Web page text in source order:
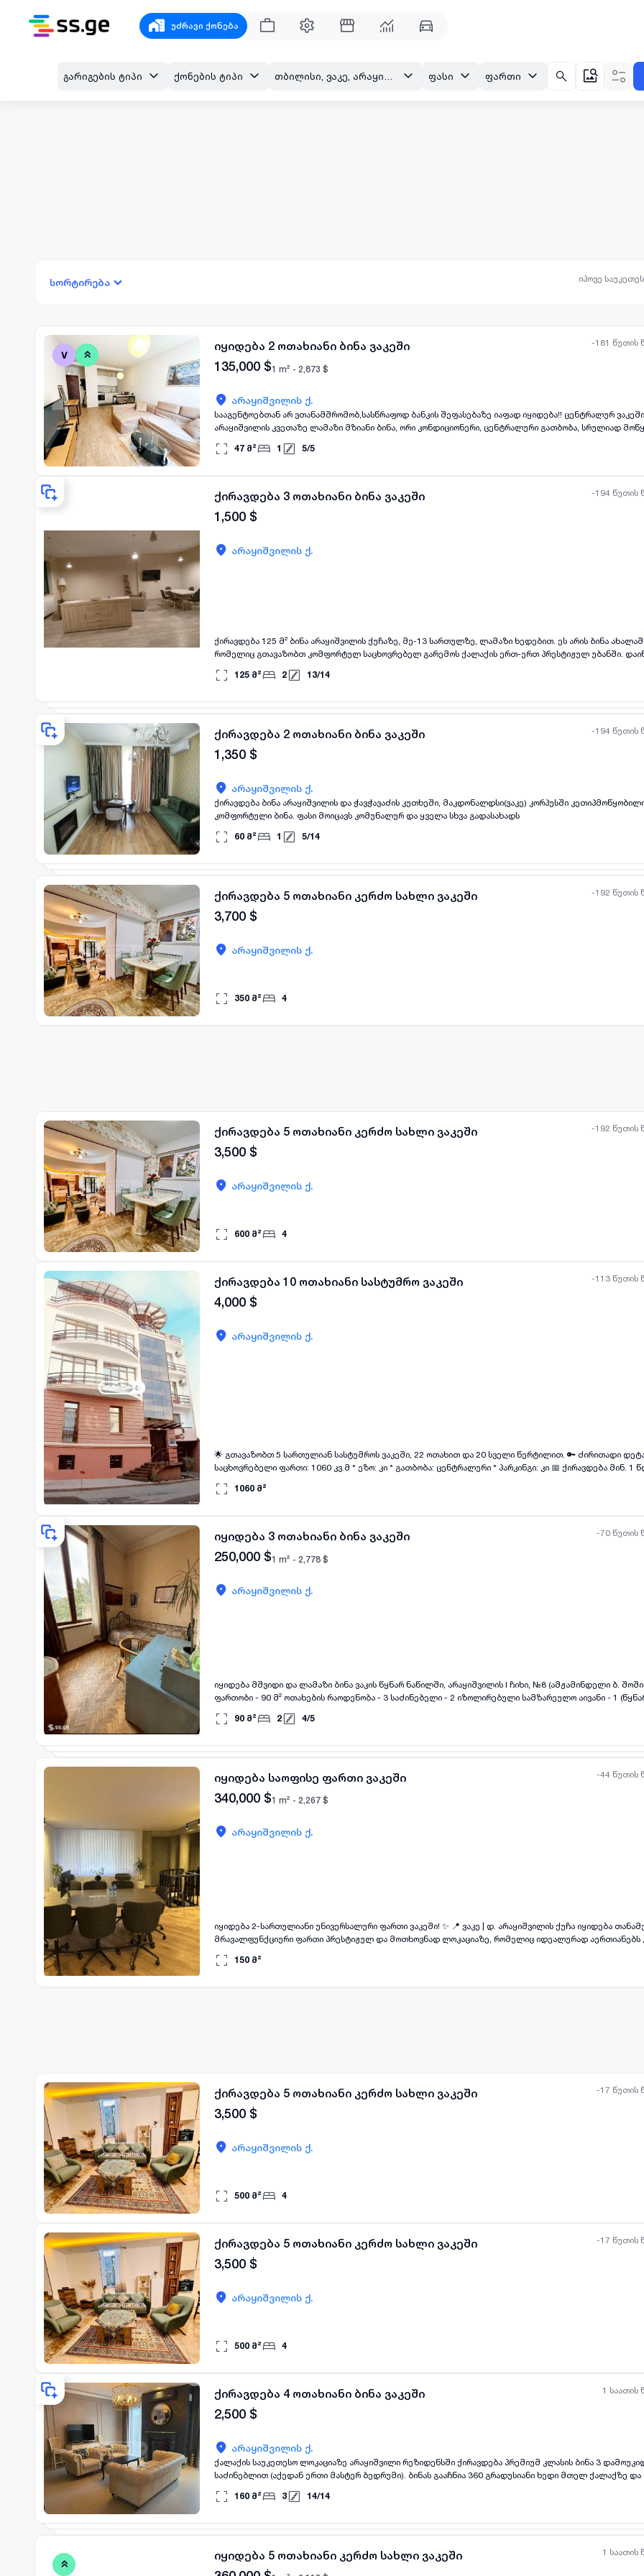
უძრავი ქონება
გარიგების ტიპი ქონების ტიპი ფასი ფართი
სორტირება იპოვე
-181 წუთის
ყველა ფოტო+(7)
იყიდება 2 ოთახიანი ბინა ვაკეში
135,000 $1 m² - 2,873 $
არაყიშვილის ქ.
სააგენტოებთან არ ვთანამშრომობ,სასწრაფოდ ბანკის შეფასებაზე იაფად იყიდება!! ცენტრალურ ვაკეში აბაშიძის და
არაყიშვილის კვეთაზე ლამაზი მზიანი ბინა, ორი კონდიციონერი, ცენტრალური გათბობა, სრულიად მოწყობილი, კედლის
სიმაღლე 2.75 სმ. ბოლო სართული, სხვენი, შენობას არ აქვს ლიფტი, ბინა მდებარეობს მზიურის
კაფე პოლის გვერდით, დახურული სუფთა სადარბაზო, თუ ვერ გიპასუხეთ ზარზე მომწერეთ ვოტსაპზე.
47 მ² 1 5/5
-194 წუთის
ქირავდება 3 ოთახიანი ბინა ვაკეში
1,500 $
არაყიშვილის ქ.
ქირავდება 125 მ² ბინა არაყიშვილის ქუჩაზე, მე-13 სართულზე, ლამაზი ხედებით. ეს არის ბინა
რომელიც გთავაზობთ კომფორტულ საცხოვრებელ გარემოს ქალაქის ერთ-ერთ პრესტიჟულ უბანში.
შემთხვევაში გთხოვთ დამიკავშირდეთ განცხადებაში მითითებულ ნომერზე.
125 მ² 2 13/14
-194 წუთის
ყველა ფოტო+(8)
ქირავდება 2 ოთახიანი ბინა ვაკეში
1,350 $
არაყიშვილის ქ.
ქირავდება ბინა არაყიშვილის და ჭავჭავაძის კუთხეში, მაკდონალდსი(ვაკე) კორპუსში
კომფორტული ბინა. ფასი მოიცავს კომუნალურ და ყველა სხვა გადასახადს
60 მ² 1 5/14
-192 წუთის
ქირავდება 5 ოთახიანი კერძო სახლი ვაკეში
3,700 $
არაყიშვილის ქ.
350 მ² 4
-192 წუთის
ქირავდება 5 ოთახიანი კერძო სახლი ვაკეში
3,500 $
არაყიშვილის ქ.
600 მ² 4
-113 წუთის
ქირავდება 10 ოთახიანი სასტუმრო ვაკეში
4,000 $
არაყიშვილის ქ.
🌟 გთავაზობთ 5 სართულიან სასტუმროს ვაკეში, 22 ოთახით და 20 სველი წერტილით. 🔑 ძირითადი დეტალები: *
საცხოვრებელი ფართი: 1060 კვ.მ * ეზო: კი * გათბობა: ცენტრალური * პარკინგი: კი 📅 ქირავდება მინ. 1 წლით,
1060 მ²
-70 წუთის
იყიდება 3 ოთახიანი ბინა ვაკეში
250,000 $1 m² - 2,778 $
არაყიშვილის ქ.
იყიდება მშვიდი და ლამაზი ბინა ვაკის წყნარ ნაწილში, არაყიშვილის I ჩიხი, №8 (ამჟამინდელი ბ.
ფართობი - 90 მ² ოთახების რაოდენობა - 3 საძინებელი - 2 იზოლირებული სამზარეულო აივანი - 1
ძველი რემონტი სართული - 4/5 ცენტრალური გათბობა ✅ ცხელი წყალი ✅ ბუნებრივი გაზი ✅ პარკები
90 მ² 2 4/5
-44 წუთის
იყიდება საოფისე ფართი ვაკეში
340,000 $1 m² - 2,267 $
არაყიშვილის ქ.
იყიდება 2-სართულიანი უნივერსალური ფართი ვაკეში! ✨ 📍 ვაკე | დ. არაყიშვილის ქუჩა იყიდება თანამედროვე,
მრავალფუნქციური ფართი პრესტიჟულ და მოთხოვნად ლოკაციაზე, რომელიც იდეალურად
🛋️ იყიდება ავეჯით 🔌 აღჭურვილია ტექნიკით 🔑 მზად არის დაუყოვნებლივი გამოყენებისთვის. --- ## 🌟 უპირატესობები
კლინიკისთვის 💄 სილამაზის სივრცისთვის 📸 სტუდიისთვის 🏡 პრემიუმ საცხოვრებლად 💎 ვაკეში,
150 მ²
-17 წუთის
ქირავდება 5 ოთახიანი კერძო სახლი ვაკეში
3,500 $
არაყიშვილის ქ.
500 მ² 4
-17 წუთის
ქირავდება 5 ოთახიანი კერძო სახლი ვაკეში
3,500 $
არაყიშვილის ქ.
500 მ² 4
1 საათის
ყველა ფოტო+(8)
ქირავდება 4 ოთახიანი ბინა ვაკეში
2,500 $
არაყიშვილის ქ.
ქალაქის საუკეთესო ლოკაციაზე არაყიშვილი რეზიდენსში ქირავდება პრემიუმ კლასის ბინა 3
საძინებლით (აქედან ერთი მასტერ ბედრუმი). ბინას გააჩნია 360 გრადუსიანი ხედი მთელ ქალაქზე და
აფთიაქები, სკოლები, პარკები და მოსასვენებელი ადგილები.
160 მ² 3 14/14
1 საათის
იყიდება 5 ოთახიანი კერძო სახლი ვაკეში